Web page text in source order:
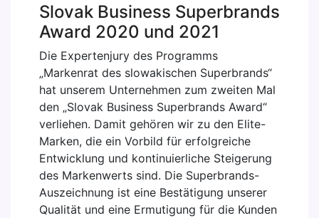
Slovak Business Superbrands
Award 2020 und 2021
Die Expertenjury des Programms
„Markenrat des slowakischen Superbrands“
hat unserem Unternehmen zum zweiten Mal
den „Slovak Business Superbrands Award“
verliehen. Damit gehören wir zu den Elite-
Marken, die ein Vorbild für erfolgreiche
Entwicklung und kontinuierliche Steigerung
des Markenwerts sind. Die Superbrands-
Auszeichnung ist eine Bestätigung unserer
Qualität und eine Ermutigung für die Kunden